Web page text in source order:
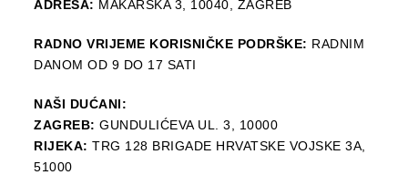
ADRESA: MAKARSKA 3, 10040, ZAGREB
RADNO VRIJEME KORISNIČKE PODRŠKE: RADNIM
DANOM OD 9 DO 17 SATI
NAŠI DUĆANI:
ZAGREB: GUNDULIĆEVA UL. 3, 10000
RIJEKA: TRG 128 BRIGADE HRVATSKE VOJSKE 3A,
51000